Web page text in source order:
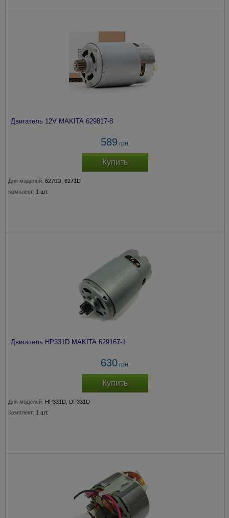
Двигатель 12V MAKITA 629817-8
589 грн.
Купить
Для моделей: 6270D, 6271D
Комплект: 1 шт.
Двигатель HP331D MAKITA 629167-1
630грн.
Купить
Для моделей: HP331D, DF331D
Комплект: 1 шт.